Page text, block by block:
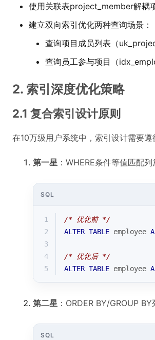
使用关联表project_member解耦
建立双向索引优化两种查询场景：
查询项目成员列表（
查询员工参与项目（
2. 索引深度优化策略
2.1 复合索引设计原则
在10万级用户系统中，索引设计需要遵
第一星 ：WHERE条件等值匹配
SQL
1
/* 优化前 */
2
ALTER TABLE employee
3
4
/* 优化后 */
5
ALTER TABLE employee
第二星 ：ORDER BY/GROUP
SQL